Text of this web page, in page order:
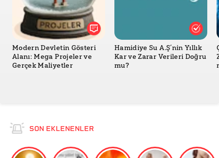
Modern Devletin Gösteri
Alanı: Mega Projeler ve
Gerçek Maliyetler
Hamidiye Su A.Ş’nin Yıllık
Kar ve Zarar Verileri Doğru
mu?
SON EKLENENLER